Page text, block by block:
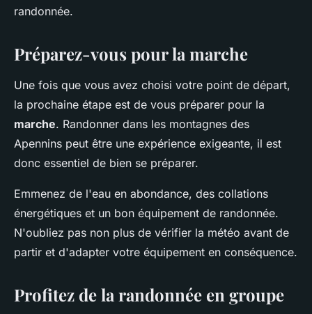
randonnée.
Préparez-vous pour la marche
Une fois que vous avez choisi votre point de départ,
la prochaine étape est de vous préparer pour la
marche. Randonner dans les montagnes des
Apennins peut être une expérience exigeante, il est
donc essentiel de bien se préparer.
Emmenez de l'eau en abondance, des collations
énergétiques et un bon équipement de randonnée.
N'oubliez pas non plus de vérifier la météo avant de
partir et d'adapter votre équipement en conséquence.
Profitez de la randonnée en groupe